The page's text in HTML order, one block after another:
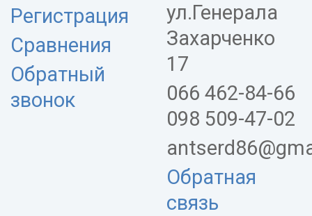
Регистрация
Сравнения
Обратный
звонок
ул.Генерала
Захарченко
17
066 462-84-66
098 509-47-02
Обратная
связь